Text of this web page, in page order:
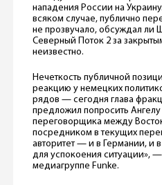
нападения России на
всяком случае, публично
не прозвучало, обсуждал ли
Северный Поток 2 за
неизвестно.
Нечеткость публичной
реакцию у немецких
рядов — сегодня глава
предложил попросить
переговорщика между
посредником в текущих
авторитет — и в Германии,
для успокоения ситуации», —
медиагруппе Funke.